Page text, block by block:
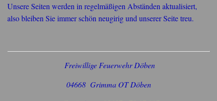
Unsere Seiten werden in regelmäßigen Abständen aktualisiert,
also bleiben Sie immer schön neugirig und unserer Seite treu.
Freiwillige Feuerwehr Döben
04668 Grimma OT Döben